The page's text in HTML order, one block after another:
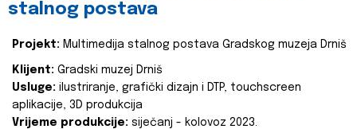
stalnog postava
Projekt: Multimedija stalnog postava Gradskog muzeja Drniš
Klijent: Gradski muzej Drniš
Usluge: ilustriranje, grafički dizajn i DTP, touchscreen
aplikacije, 3D produkcija
Vrijeme produkcije: siječanj - kolovoz 2023.